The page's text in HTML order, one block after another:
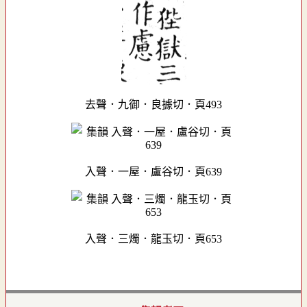
去聲．九御．良據切．頁493
入聲．一屋．盧谷切．頁639
入聲．三燭．龍玉切．頁653